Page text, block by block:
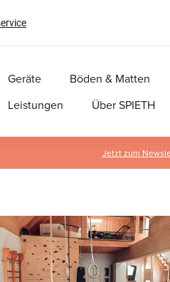
Geräte Böden & Matten
Leistungen
Über SPIETH
Jetzt zum